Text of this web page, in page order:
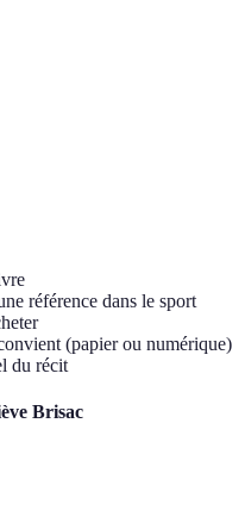
référence dans le sport
(papier ou numérique)
du récit
Brisac